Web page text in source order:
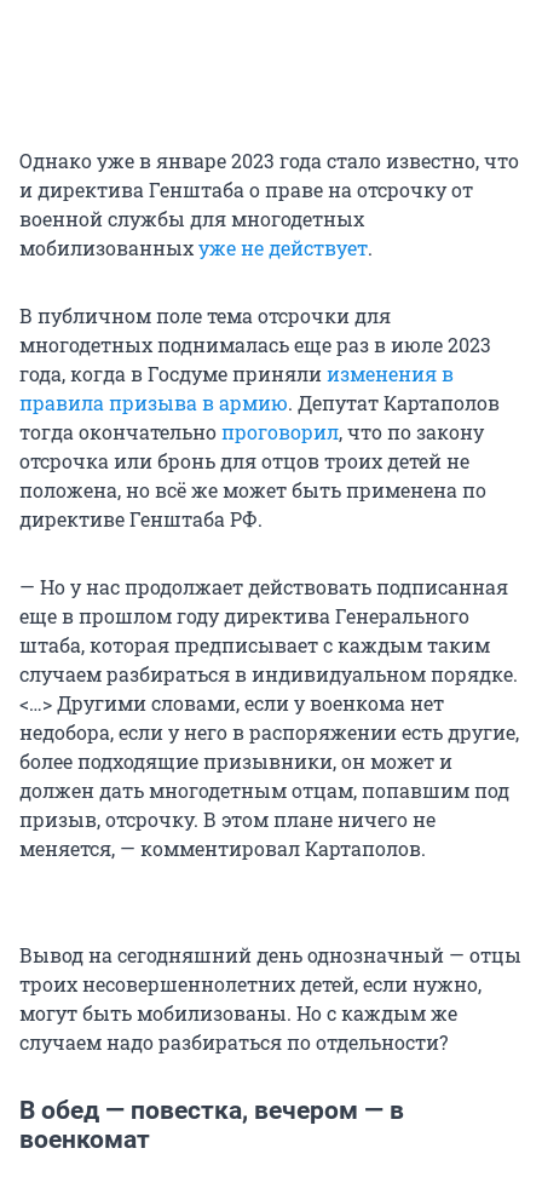
Однако уже в январе 2023 года стало известно, что
и директива Генштаба о праве на отсрочку от
военной службы для многодетных
мобилизованныхуже не действует.
В публичном поле тема отсрочки для
многодетных поднималась еще раз в июле 2023
года, когда в Госдуме принялиизменения в
правила призыва в армию. Депутат Картаполов
тогда окончательнопроговорил, что по закону
отсрочка или бронь для отцов троих детей не
положена, но всё же может быть применена по
директиве Генштаба РФ.
— Но у нас продолжает действовать подписанная
еще в прошлом году директива Генерального
штаба, которая предписывает с каждым таким
случаем разбираться в индивидуальном порядке.
<…> Другими словами, если у военкома нет
недобора, если у него в распоряжении есть другие,
более подходящие призывники, он может и
должен дать многодетным отцам, попавшим под
призыв, отсрочку. В этом плане ничего не
меняется, — комментировал Картаполов.
Вывод на сегодняшний день однозначный — отцы
троих несовершеннолетних детей, если нужно,
могут быть мобилизованы. Но с каждым же
случаем надо разбираться по отдельности?
В обед — повестка, вечером — в
военкомат